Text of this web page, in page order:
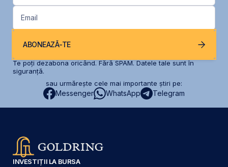
Email
ABONEAZĂ-TE
Te poți dezabona oricând. Fără SPAM. Datele tale sunt în
siguranță.
sau urmărește cele mai importante știri pe:
Messenger WhatsApp Telegram
INVESTIȚII LA BURSA